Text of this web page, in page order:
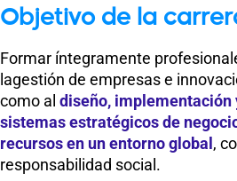
Objetivo de la
Formar íntegramente
lagestión de empresas e
como al diseño, implementación
sistemas estratégicos de
recursos en un entorno global ,
responsabilidad social.